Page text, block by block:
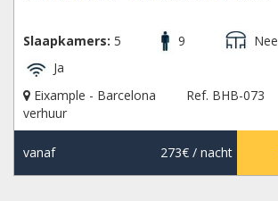
Slaapkamers: 5 9
Nee
Ja
Eixample - Barcelona
Ref. BHB-073
verhuur
vanaf 273€/ nacht